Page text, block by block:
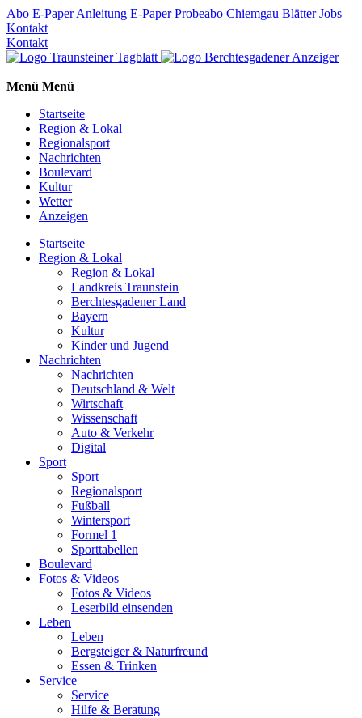
Abo E-Paper Anleitung E-Paper Probeabo Chiemgau Blätter Jobs
Kontakt
Kontakt
Menü Menü
Startseite
Region & Lokal
Regionalsport
Nachrichten
Boulevard
Kultur
Wetter
Anzeigen
Startseite
Region & Lokal
Region & Lokal
Landkreis Traunstein
Berchtesgadener Land
Bayern
Kultur
Kinder und Jugend
Nachrichten
Nachrichten
Deutschland & Welt
Wirtschaft
Wissenschaft
Auto & Verkehr
Digital
Sport
Sport
Regionalsport
Fußball
Wintersport
Formel 1
Sporttabellen
Boulevard
Fotos & Videos
Fotos & Videos
Leserbild einsenden
Leben
Leben
Bergsteiger & Naturfreund
Essen & Trinken
Service
Service
Hilfe & Beratung